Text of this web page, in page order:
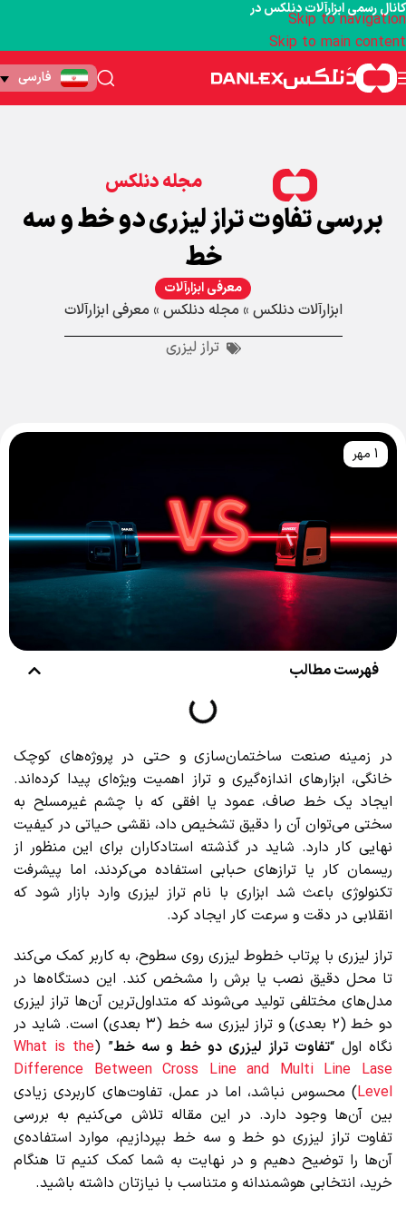
Skip to navigation
Skip to main content
فارسی
مجله دنلکس
بررسی تفاوت تراز لیزری دو خط و سه
خط
معرفی ابزارآلات
ابزارآلات دنلکس » مجله دنلکس » معرفی ابزارآلات
تراز لیزری
فهرست مطالب
در زمینه صنعت ساختمان‌سازی و حتی در پروژه‌های کوچک
خانگی، ابزارهای اندازه‌گیری و تراز اهمیت ویژه‌ای پیدا کرده‌اند.
ایجاد یک خط صاف، عمود یا افقی که با چشم غیرمسلح به
سختی می‌توان آن را دقیق تشخیص داد، نقشی حیاتی در کیفیت
نهایی کار دارد. شاید در گذشته استادکاران برای این منظور از
ریسمان کار یا ترازهای حبابی استفاده می‌کردند، اما پیشرفت
تکنولوژی باعث شد ابزاری با نام تراز لیزری وارد بازار شود که
انقلابی در دقت و سرعت کار ایجاد کرد.
تراز لیزری با پرتاب خطوط لیزری روی سطوح، به کاربر کمک می‌کند
تا محل دقیق نصب یا برش را مشخص کند. این دستگاه‌ها در
مدل‌های مختلفی تولید می‌شوند که متداول‌ترین آن‌ها تراز لیزری
دو خط (۲ بعدی) و تراز لیزری سه خط (۳ بعدی) است. شاید در
نگاه اول “تفاوت تراز لیزری دو خط و سه خط” (
What is the
Difference Between Cross Line and Multi Line Lase
Level) محسوس نباشد، اما در عمل، تفاوت‌های کاربردی زیادی
بین آن‌ها وجود دارد. در این مقاله تلاش می‌کنیم به بررسی
تفاوت تراز لیزری دو خط و سه خط بپردازیم، موارد استفاده‌ی
آن‌ها را توضیح دهیم و در نهایت به شما کمک کنیم تا هنگام
خرید، انتخابی هوشمندانه و متناسب با نیازتان داشته باشید.
1 مهر
کانال رسمی ابزارآلات دنلکس در